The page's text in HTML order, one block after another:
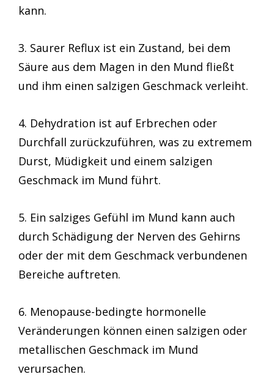
kann.
3. Saurer Reflux ist ein Zustand, bei dem
Säure aus dem Magen in den Mund fließt
und ihm einen salzigen Geschmack verleiht.
4. Dehydration ist auf Erbrechen oder
Durchfall zurückzuführen, was zu extremem
Durst, Müdigkeit und einem salzigen
Geschmack im Mund führt.
5. Ein salziges Gefühl im Mund kann auch
durch Schädigung der Nerven des Gehirns
oder der mit dem Geschmack verbundenen
Bereiche auftreten.
6. Menopause-bedingte hormonelle
Veränderungen können einen salzigen oder
metallischen Geschmack im Mund
verursachen.